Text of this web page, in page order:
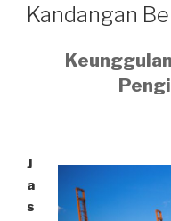
Kandangan
J
a
s